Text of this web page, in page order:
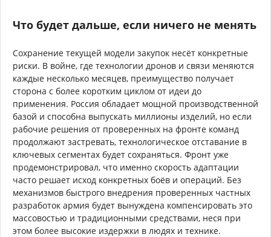
Что будет дальше, если ничего не менять
Сохранение текущей модели закупок несёт конкретные
риски. В войне, где технологии дронов и связи меняются
каждые несколько месяцев, преимущество получает
сторона с более коротким циклом от идеи до
применения. Россия обладает мощной производственной
базой и способна выпускать миллионы изделий, но если
рабочие решения от проверенных на фронте команд
продолжают застревать, технологическое отставание в
ключевых сегментах будет сохраняться. Фронт уже
продемонстрировал, что именно скорость адаптации
часто решает исход конкретных боёв и операций. Без
механизмов быстрого внедрения проверенных частных
разработок армия будет вынуждена компенсировать это
массовостью и традиционными средствами, неся при
этом более высокие издержки в людях и технике.